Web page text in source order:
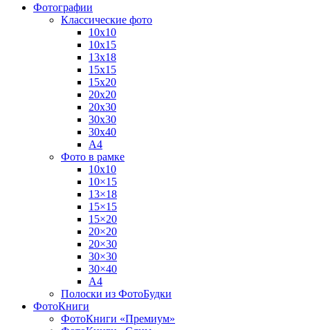
Фотографии
Классические фото
10х10
10х15
13х18
15х15
15х20
20х20
20х30
30х30
30х40
А4
Фото в рамке
10х10
10×15
13×18
15×15
15×20
20×20
20×30
30×30
30×40
A4
Полоски из ФотоБудки
ФотоКниги
ФотоКниги «Премиум»